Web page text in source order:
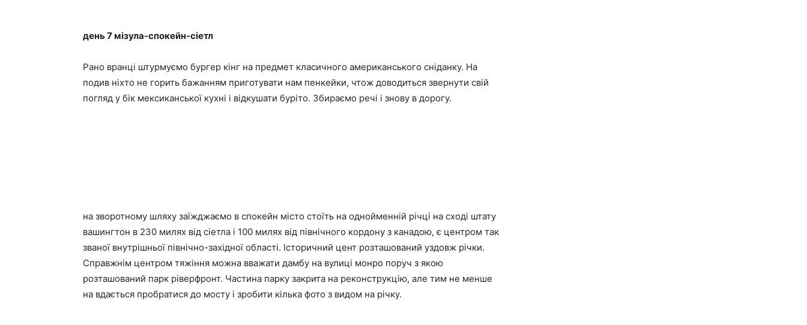
день 7 мізула-спокейн-сіетл
Рано вранці штурмуємо бургер кінг на предмет класичного американського сніданку. На
подив ніхто не горить бажанням приготувати нам пенкейки, чтож доводиться звернути свій
погляд у бік мексиканської кухні і відкушати буріто. Збираємо речі і знову в дорогу.
на зворотному шляху заїжджаємо в спокейн місто стоїть на однойменній річці на сході штату
вашингтон в 230 милях від сіетла і 100 милях від північного кордону з канадою, є центром так
званої внутрішньої північно-західної області. Історичний цент розташований уздовж річки.
Справжнім центром тяжіння можна вважати дамбу на вулиці монро поруч з якою
розташований парк ріверфронт. Частина парку закрита на реконструкцію, але тим не менше
на вдається пробратися до мосту і зробити кілька фото з видом на річку.